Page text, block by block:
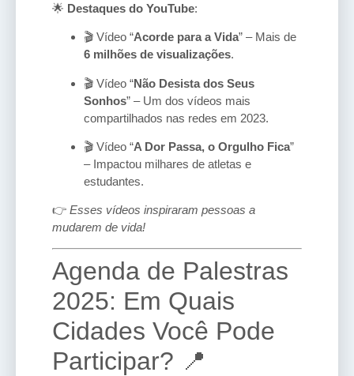
🌟 Destaques do YouTube:
🎬 Vídeo “Acorde para a Vida” – Mais de
6 milhões de visualizações.
🎬 Vídeo “Não Desista dos Seus
Sonhos” – Um dos vídeos mais
compartilhados nas redes em 2023.
🎬 Vídeo “A Dor Passa, o Orgulho Fica”
– Impactou milhares de atletas e
estudantes.
👉 Esses vídeos inspiraram pessoas a
mudarem de vida!
Agenda de Palestras
2025: Em Quais
Cidades Você Pode
Participar? 📍